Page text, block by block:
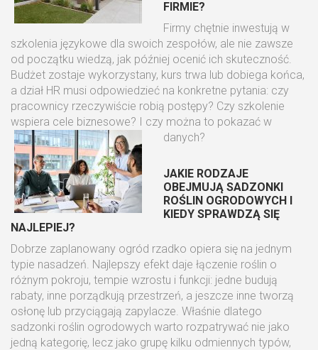
FIRMIE?
Firmy chętnie inwestują w
szkolenia językowe dla swoich zespołów, ale nie zawsze
od początku wiedzą, jak później ocenić ich skuteczność.
Budżet zostaje wykorzystany, kurs trwa lub dobiega końca,
a dział HR musi odpowiedzieć na konkretne pytania: czy
pracownicy rzeczywiście robią postępy? Czy szkolenie
wspiera cele biznesowe? I czy można to pokazać w
danych?
JAKIE RODZAJE
OBEJMUJĄ SADZONKI
ROŚLIN OGRODOWYCH I
KIEDY SPRAWDZĄ SIĘ
NAJLEPIEJ?
Dobrze zaplanowany ogród rzadko opiera się na jednym
typie nasadzeń. Najlepszy efekt daje łączenie roślin o
różnym pokroju, tempie wzrostu i funkcji: jedne budują
rabaty, inne porządkują przestrzeń, a jeszcze inne tworzą
osłonę lub przyciągają zapylacze. Właśnie dlatego
sadzonki roślin ogrodowych warto rozpatrywać nie jako
jedną kategorię, lecz jako grupę kilku odmiennych typów,